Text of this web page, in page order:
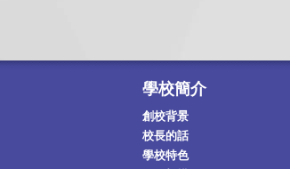
學校簡介
創校背景
校長的話
學校特色